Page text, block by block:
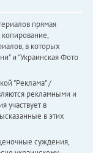
прямая
в которых
и "Украинская Фото
"Реклама" /
рекламными и
участвует в
в этих
суждения,